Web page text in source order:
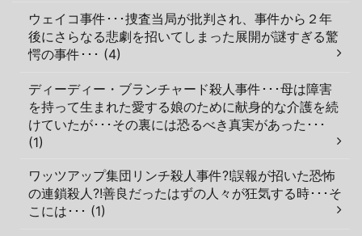
ウェイコ事件･･･捜査当局が批判され、事件から２年
後にさらなる悲劇を招いてしまった展開が謎すぎる驚
愕の事件･･･ (4)
ディーディー・ブランチャード殺人事件･･･母は障害
を持って生まれた愛する娘のために献身的な介護を続
けていたが･･･その裏には恐るべき真実があった･･･
(1)
ワッツアップ集団リンチ殺人事件?!誤報が招いた恐怖
の連鎖殺人?!善良だったはずの人々が狂気する時･･･そ
こには･･･ (1)